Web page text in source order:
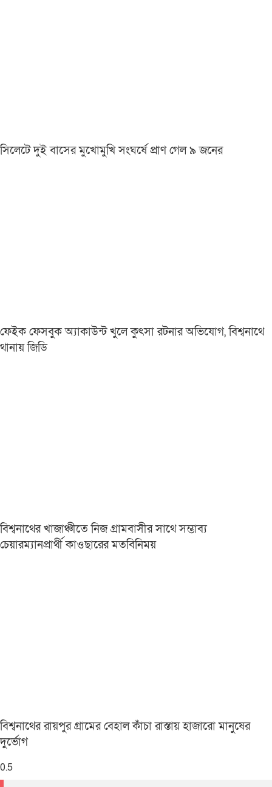
সিলেটে দুই বাসের মুখোমুখি সংঘর্ষে প্রাণ গেল ৯ জনের
ফেইক ফেসবুক অ্যাকাউন্ট খুলে কুৎসা রটনার অভিযোগ, বিশ্বনাথে
থানায় জিডি
বিশ্বনাথের খাজাঞ্চীতে নিজ গ্রামবাসীর সাথে সম্ভাব্য
চেয়ারম্যানপ্রার্থী কাওছারের মতবিনিময়
বিশ্বনাথের রায়পুর গ্রামের বেহাল কাঁচা রাস্তায় হাজারো মানুষের
দুর্ভোগ